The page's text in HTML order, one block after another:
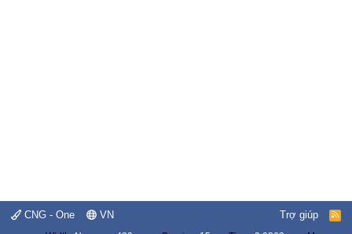
CNG - One VN Trợ giúp
R